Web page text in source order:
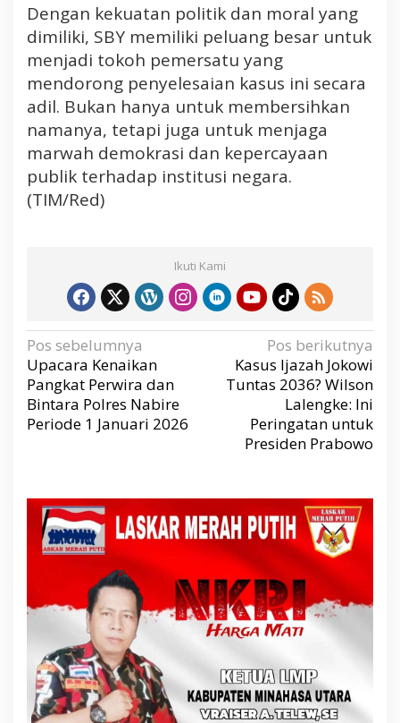
Dengan kekuatan politik dan moral yang
dimiliki, SBY memiliki peluang besar untuk
menjadi tokoh pemersatu yang
mendorong penyelesaian kasus ini secara
adil. Bukan hanya untuk membersihkan
namanya, tetapi juga untuk menjaga
marwah demokrasi dan kepercayaan
publik terhadap institusi negara.
(TIM/Red)
Ikuti Kami
N
a
v
i
g
a
s
i
p
o
Pos sebelumnya
Upacara Kenaikan
Pangkat Perwira dan
Bintara Polres Nabire
Periode 1 Januari 2026
Pos berikutnya
Kasus Ijazah Jokowi
Tuntas 2036? Wilson
Lalengke: Ini
Peringatan untuk
Presiden Prabowo